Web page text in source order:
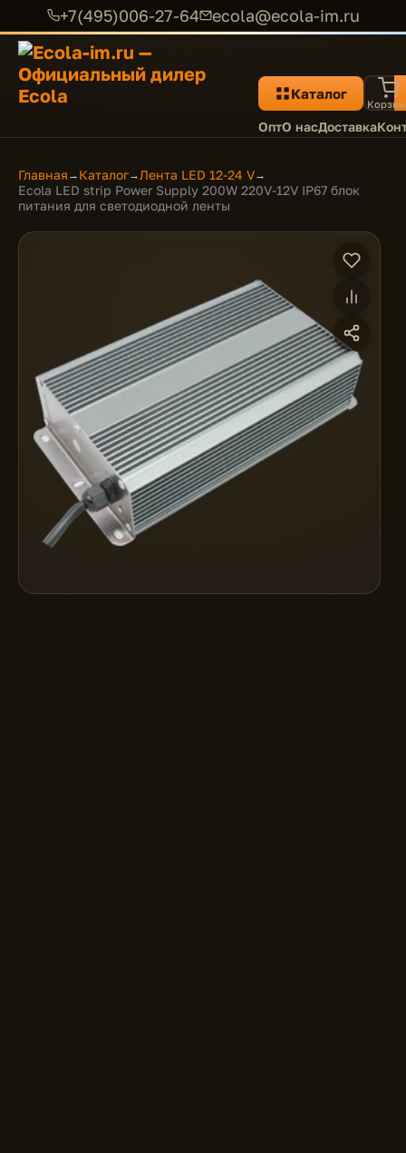
+7(495)006-27-64 ecola@ecola-im.ru
Каталог
ОптО насДоставка
Главная → Каталог→Лента LED 12-24 V→
Ecola LED strip Power Supply 200W 220V-12V IP67 блок
питания для светодиодной ленты